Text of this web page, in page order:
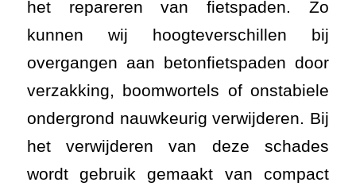
het repareren van fietspaden. Zo
kunnen wij hoogteverschillen bij
overgangen aan betonfietspaden door
verzakking, boomwortels of onstabiele
ondergrond nauwkeurig verwijderen. Bij
het verwijderen van deze schades
wordt gebruik gemaakt van compact